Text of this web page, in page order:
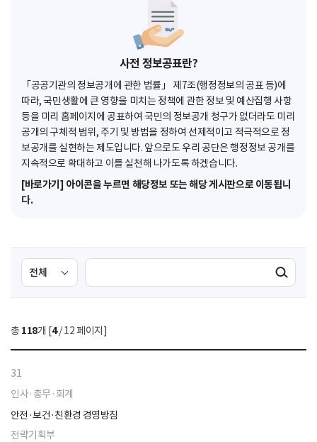
사전 정보공표란?
「공공기관의 정보공개에 관한 법률」 제7조(행정정보의 공표 등)에
따라, 국민생활에 큰 영향을 미치는 정책에 관한 정보 및 예산집행 사항
등을 미리 홈페이지에 공표하여 국민의 정보공개 청구가 없더라도 미리
공개의 구체적 범위, 주기 및 방법을 정하여 선제적이고 적극적으로 정
보공개를 실현하는 제도입니다. 앞으로도 우리 공단은 행정정보 공개를
지속적으로 확대하고 이를 실천해 나가도록 하겠습니다.
[바로가기] 아이콘을 누르면 해당정보 또는 해당 게시판으로 이동됩니
다.
검
색
선
택
색
검색실행
총 118개 [4/ 12 페이지]
31
인사·총무·회계
안전·보건·친환경 경영방침
전략기획부